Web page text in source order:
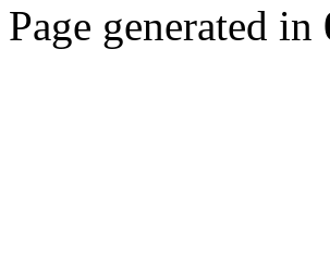
Page generated in